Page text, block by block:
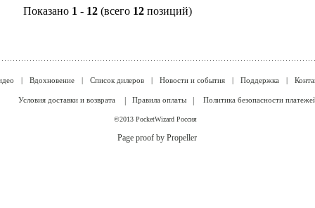
Показано 1 - 12 (всего 12 позиций)
| Вдохновение | Список дилеров | Новости и события | Поддержка |
Условия доставки и возврата Правила оплаты Политика безопасности
©2013 PocketWizard Россия
Page proof by Propeller